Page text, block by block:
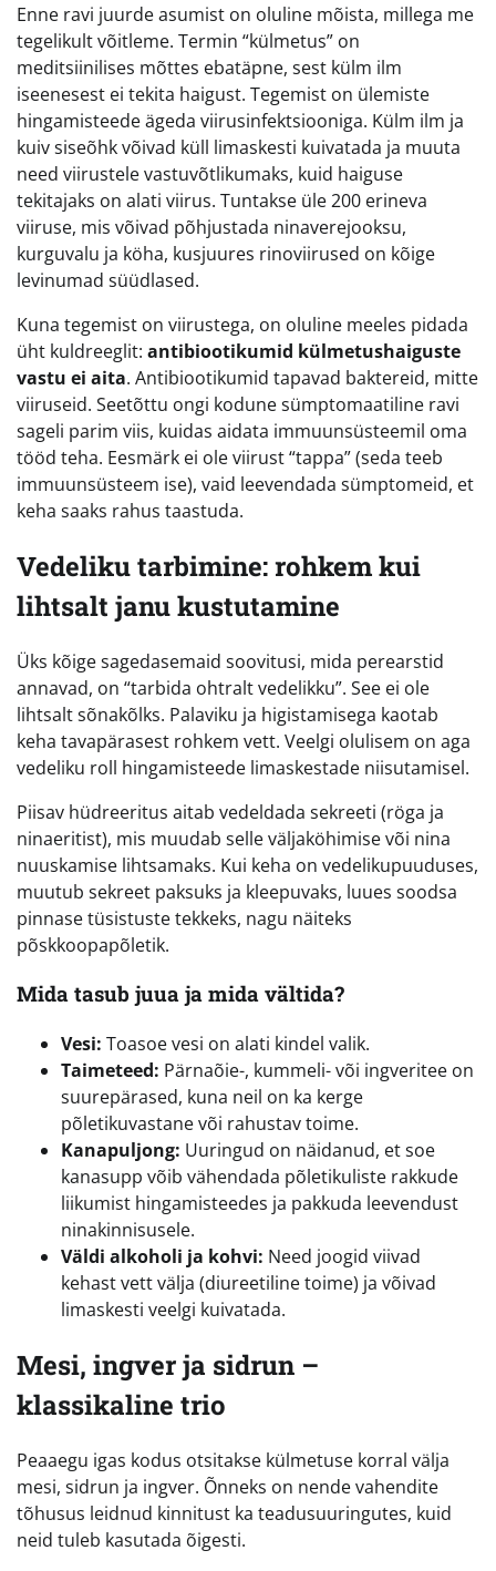
Enne ravi juurde asumist on oluline mõista, millega me
tegelikult võitleme. Termin “külmetus” on
meditsiinilises mõttes ebatäpne, sest külm ilm
iseenesest ei tekita haigust. Tegemist on ülemiste
hingamisteede ägeda viirusinfektsiooniga. Külm ilm ja
kuiv siseõhk võivad küll limaskesti kuivatada ja muuta
need viirustele vastuvõtlikumaks, kuid haiguse
tekitajaks on alati viirus. Tuntakse üle 200 erineva
viiruse, mis võivad põhjustada ninaverejooksu,
kurguvalu ja köha, kusjuures rinoviirused on kõige
levinumad süüdlased.
Kuna tegemist on viirustega, on oluline meeles pidada
üht kuldreeglit: antibiootikumid külmetushaiguste
vastu ei aita. Antibiootikumid tapavad baktereid, mitte
viiruseid. Seetõttu ongi kodune sümptomaatiline ravi
sageli parim viis, kuidas aidata immuunsüsteemil oma
tööd teha. Eesmärk ei ole viirust “tappa” (seda teeb
immuunsüsteem ise), vaid leevendada sümptomeid, et
keha saaks rahus taastuda.
Vedeliku tarbimine: rohkem kui
lihtsalt janu kustutamine
Üks kõige sagedasemaid soovitusi, mida perearstid
annavad, on “tarbida ohtralt vedelikku”. See ei ole
lihtsalt sõnakõlks. Palaviku ja higistamisega kaotab
keha tavapärasest rohkem vett. Veelgi olulisem on aga
vedeliku roll hingamisteede limaskestade niisutamisel.
Piisav hüdreeritus aitab vedeldada sekreeti (röga ja
ninaeritist), mis muudab selle väljaköhimise või nina
nuuskamise lihtsamaks. Kui keha on vedelikupuuduses,
muutub sekreet paksuks ja kleepuvaks, luues soodsa
pinnase tüsistuste tekkeks, nagu näiteks
põskkoopapõletik.
Mida tasub juua ja mida vältida?
Vesi: Toasoe vesi on alati kindel valik.
Taimeteed: Pärnaõie-, kummeli- või ingveritee on
suurepärased, kuna neil on ka kerge
põletikuvastane või rahustav toime.
Kanapuljong: Uuringud on näidanud, et soe
kanasupp võib vähendada põletikuliste rakkude
liikumist hingamisteedes ja pakkuda leevendust
ninakinnisusele.
Väldi alkoholi ja kohvi: Need joogid viivad
kehast vett välja (diureetiline toime) ja võivad
limaskesti veelgi kuivatada.
Mesi, ingver ja sidrun –
klassikaline trio
Peaaegu igas kodus otsitakse külmetuse korral välja
mesi, sidrun ja ingver. Õnneks on nende vahendite
tõhusus leidnud kinnitust ka teadusuuringutes, kuid
neid tuleb kasutada õigesti.